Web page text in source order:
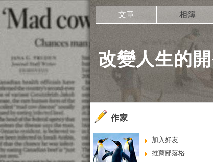
改變人生的
文章 相簿
作家
加入好友
推薦部落格